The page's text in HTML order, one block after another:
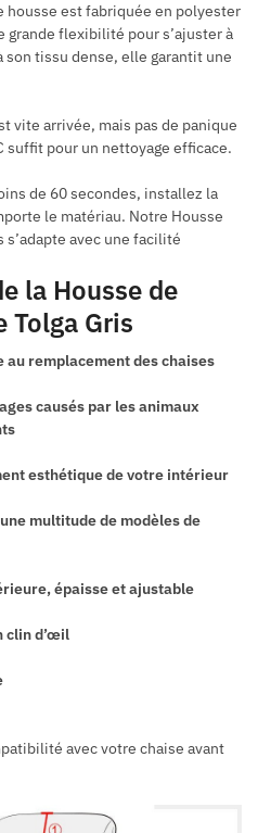
housse est fabriquée en polyester
flexibilité pour s’ajuster à
son tissu dense, elle garantit une
vite arrivée, mais pas de panique
suffit pour un nettoyage efficace.
de 60 secondes, installez la
le matériau. Notre Housse
s’adapte avec une facilité
la Housse de
Tolga Gris
au remplacement des chaises
causés par les animaux
esthétique de votre intérieur
multitude de modèles de
épaisse et ajustable
clin d’œil
avec votre chaise avant